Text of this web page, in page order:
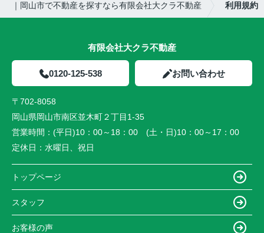
｜岡山市で不動産を探すなら有限会社大クラ不動産 利用規約
有限会社大クラ不動産
0120-125-538 お問い合わせ
〒702-8058
岡山県岡山市南区並木町２丁目1-35
営業時間： (平日)10：00～18：00 (土・日)10：00～17：00
定休日： 水曜日、祝日
トップページ
スタッフ
お客様の声